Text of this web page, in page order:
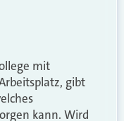
mit
gibt
kann. Wird